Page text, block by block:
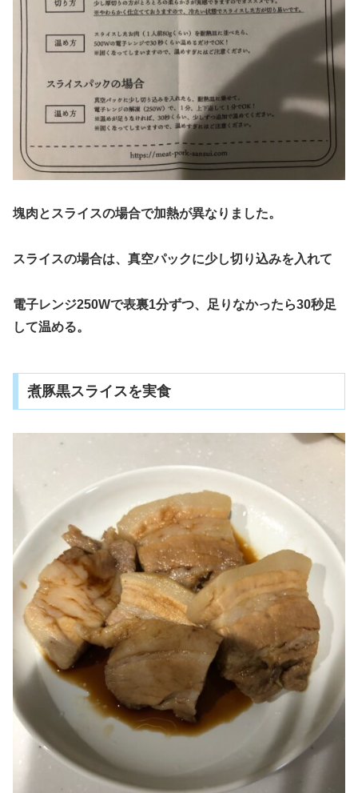
塊肉とスライスの場合で加熱が異なりました。
スライスの場合は、真空パックに少し切り込みを入れて
電子レンジ250Wで表裏1分ずつ、足りなかったら30秒足
して温める。
煮豚黒スライスを実食